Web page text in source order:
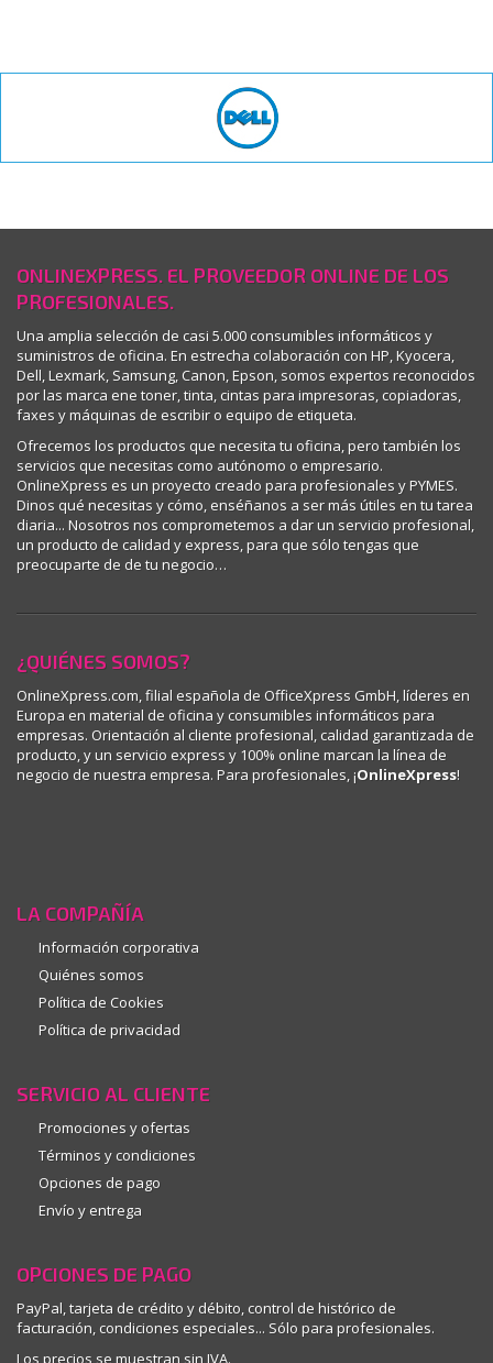
ONLINEXPRESS. EL PROVEEDOR ONLINE DE LOS
PROFESIONALES.
Una amplia selección de casi 5.000 consumibles informáticos y
suministros de oficina. En estrecha colaboración con HP, Kyocera,
Dell, Lexmark, Samsung, Canon, Epson, somos expertos reconocidos
por las marca ene toner, tinta, cintas para impresoras, copiadoras,
faxes y máquinas de escribir o equipo de etiqueta.
Ofrecemos los productos que necesita tu oficina, pero también los
servicios que necesitas como autónomo o empresario.
OnlineXpress es un proyecto creado para profesionales y PYMES.
Dinos qué necesitas y cómo, enséñanos a ser más útiles en tu tarea
diaria... Nosotros nos comprometemos a dar un servicio profesional,
un producto de calidad y express, para que sólo tengas que
preocuparte de de tu negocio…
¿QUIÉNES SOMOS?
OnlineXpress.com, filial española de OfficeXpress GmbH, líderes en
Europa en material de oficina y consumibles informáticos para
empresas. Orientación al cliente profesional, calidad garantizada de
producto, y un servicio express y 100% online marcan la línea de
negocio de nuestra empresa. Para profesionales, ¡OnlineXpress!
LA COMPAÑÍA
Información corporativa
Quiénes somos
Política de Cookies
Política de privacidad
SERVICIO AL CLIENTE
Promociones y ofertas
Términos y condiciones
Opciones de pago
Envío y entrega
OPCIONES DE PAGO
PayPal, tarjeta de crédito y débito, control de histórico de
facturación, condiciones especiales... Sólo para profesionales.
Los precios se muestran sin IVA.